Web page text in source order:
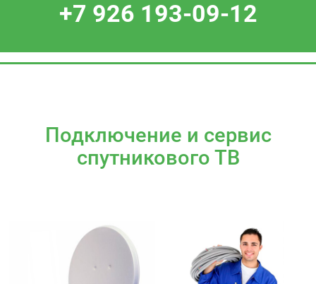
+7 926 193-09-12
Подключение и сервис
спутникового ТВ